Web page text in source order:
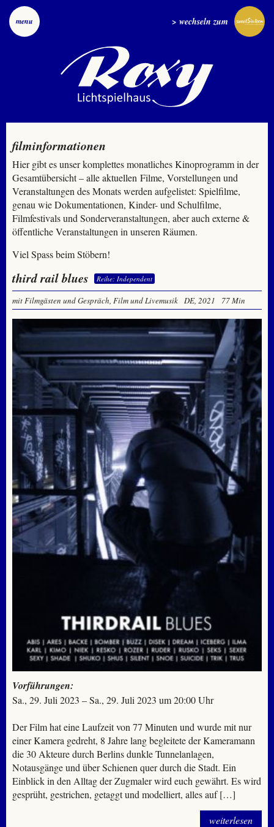
menu > wechseln zum
filminformationen
Hier gibt es unser komplettes monatliches Kinoprogramm in der
Gesamtübersicht – alle aktuellen Filme, Vorstellungen und
Veranstaltungen des Monats werden aufgelistet: Spielfilme,
genau wie Dokumentationen, Kinder- und Schulfilme,
Filmfestivals und Sonderveranstaltungen, aber auch externe &
öffentliche Veranstaltungen in unseren Räumen.
Viel Spass beim Stöbern!
third rail blues Reihe: Independent
mit Filmgästen und Gespräch, Film und Livemusik DE, 2021 77 Min
Vorführungen:
Sa., 29. Juli 2023 – Sa., 29. Juli 2023 um 20:00 Uhr
Der Film hat eine Laufzeit von 77 Minuten und wurde mit nur
einer Kamera gedreht, 8 Jahre lang begleitete der Kameramann
die 30 Akteure durch Berlins dunkle Tunnelanlagen,
Notausgänge und über Schienen quer durch die Stadt. Ein
Einblick in den Alltag der Zugmaler wird euch gewährt. Es wird
gesprüht, gestrichen, getaggt und modelliert, alles auf […]
weiterlesen